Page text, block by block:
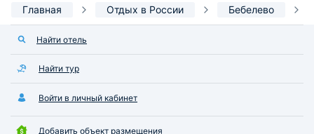
Главная Отдых в России Бебелево
Найти отель
Найти тур
Войти в личный кабинет
Добавить объект размещения